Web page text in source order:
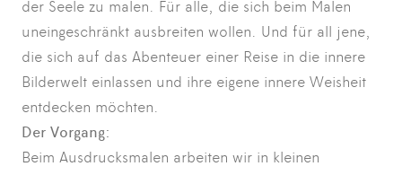
der Seele zu malen. Für alle, die sich beim Malen
uneingeschränkt ausbreiten wollen. Und für all jene,
die sich auf das Abenteuer einer Reise in die innere
Bilderwelt einlassen und ihre eigene innere Weisheit
entdecken möchten.
Der Vorgang:
Beim Ausdrucksmalen arbeiten wir in kleinen